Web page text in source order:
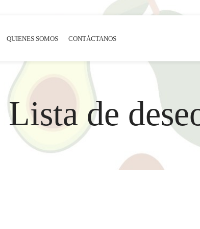
QUIENES SOMOS CONTÁCTANOS
Lista de